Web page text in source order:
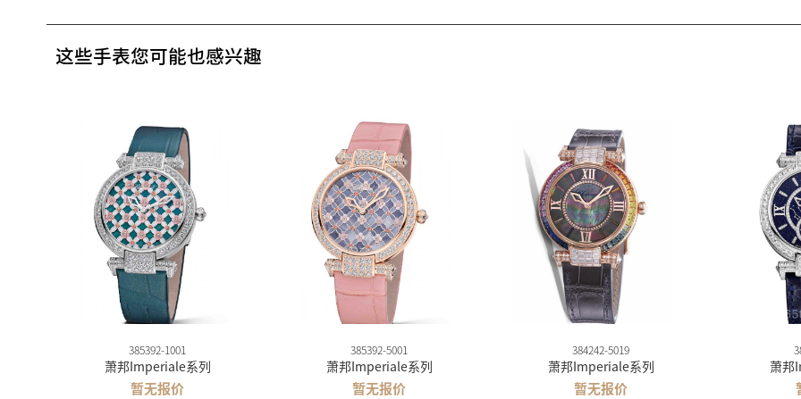
这些手表您可能也感兴趣
385392-1001
萧邦Imperiale系列
暂无报价
385392-5001
萧邦Imperiale系列
暂无报价
384242-5019
萧邦Imperiale系列
暂无报价
萧邦